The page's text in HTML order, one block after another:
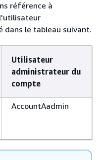
référence à
dans le tableau suivant.
Utilisateur
administrateur du
compte
AccountAadmin